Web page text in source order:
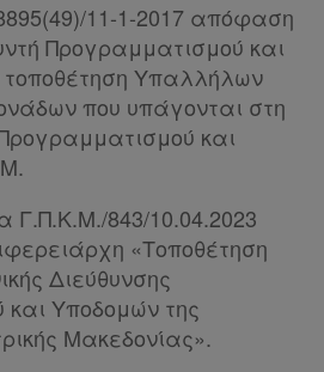
11-1-2017 απόφαση
Προγραμματισμού και
Υπαλλήλων
που υπάγονται στη
και
Γ.Π.Κ.Μ./843/10.04.2023
«Τοποθέτηση
Διεύθυνσης
Υποδομών της
Μακεδονίας».